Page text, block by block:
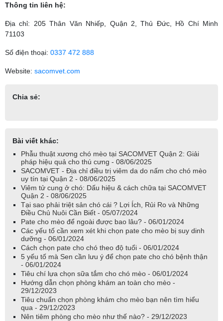
Thông tin liên hệ:
Địa chỉ: 205 Thân Văn Nhiếp, Quận 2, Thủ Đức, Hồ Chí Minh
71103
Số điện thoại: 0337 472 888
Website: sacomvet.com
Chia sẻ:
Bài viết khác:
Phẫu thuật xương chó mèo tại SACOMVET Quận 2: Giải
pháp hiệu quả cho thú cưng - 08/06/2025
SACOMVET - Địa chỉ điều trị viêm da do nấm cho chó mèo
uy tín tại Quận 2 - 08/06/2025
Viêm tử cung ở chó: Dấu hiệu & cách chữa tại SACOMVET
Quận 2 - 08/06/2025
Tại sao phải triệt sản chó cái ? Lợi Ích, Rủi Ro và Những
Điều Chủ Nuôi Cần Biết - 05/07/2024
Pate cho mèo để ngoài được bao lâu? - 06/01/2024
Các yếu tố cần xem xét khi chọn pate cho mèo bị suy dinh
dưỡng - 06/01/2024
Cách chọn pate cho chó theo độ tuổi - 06/01/2024
5 yếu tố mà Sen cần lưu ý để chọn pate cho chó bệnh thận
- 06/01/2024
Tiêu chí lựa chọn sữa tắm cho chó mèo - 06/01/2024
Hướng dẫn chọn phòng khám an toàn cho mèo -
29/12/2023
Tiêu chuẩn chọn phòng khám cho mèo bạn nên tìm hiểu
qua - 29/12/2023
Nên tiêm phòng cho mèo như thế nào? - 29/12/2023